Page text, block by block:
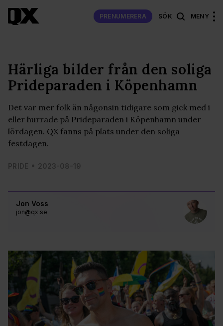
PRENUMERERA SÖK MENY
Jon Voss
jon@qx.se
Härliga bilder från den soliga
Prideparaden i Köpenhamn
Det var mer folk än någonsin tidigare som gick med i
eller hurrade på Prideparaden i Köpenhamn under
lördagen. QX fanns på plats under den soliga
festdagen.
PRIDE 2023-08-19